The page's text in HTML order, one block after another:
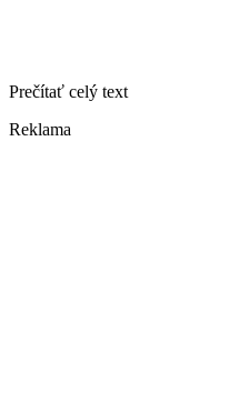
Prečítať celý text
Reklama